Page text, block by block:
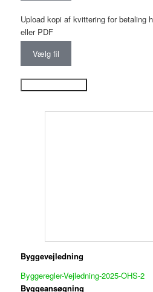
Upload kopi af kvittering for
eller PDF
Vælg fil
Byggevejledning
Byggeregler-Vejledning-2025-OHS-2
Byggeansøgning